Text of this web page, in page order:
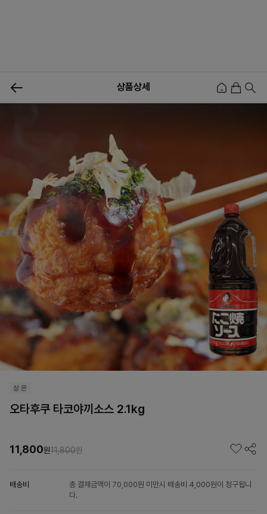
상품상세
오타후쿠 타코야끼소스 2.1kg
11,800원11,800원
배송비
총 결제금액이 70,000원 미만시 배송비 4,000원이 청구됩니
다.